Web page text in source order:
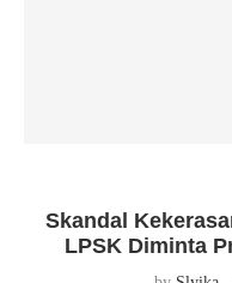
Skandal
LPSK Diminta